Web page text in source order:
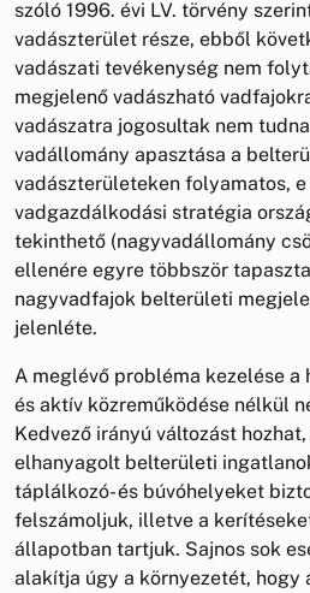
szóló 1996. évi LV. törvény
vadászterület része, ebből
vadászati tevékenység nem
megjelenő vadászható
vadászatra jogosultak nem
vadállomány apasztása a
vadászterületeken folyamatos,
vadgazdálkodási stratégia
tekinthető (nagyvadállomány
ellenére egyre többször
nagyvadfajok belterületi
jelenléte.
A meglévő probléma kezelése a
és aktív közreműködése nélkül
Kedvező irányú változást
elhanyagolt belterületi
táplálkozó- és búvóhelyeket
felszámoljuk, illetve a
állapotban tartjuk. Sajnos sok
alakítja úgy a környezetét, hogy